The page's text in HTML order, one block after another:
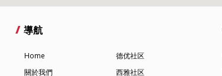
導航
Home
關於我們
德优社区
西雅社区